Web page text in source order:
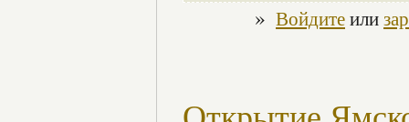
» Войдитеили